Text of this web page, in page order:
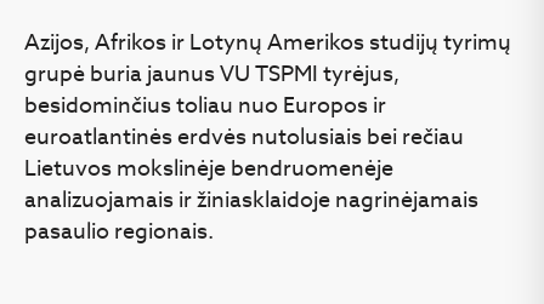
Azijos, Afrikos ir Lotynų Amerikos studijų tyrimų
grupė buria jaunus VU TSPMI tyrėjus,
besidominčius toliau nuo Europos ir
euroatlantinės erdvės nutolusiais bei rečiau
Lietuvos mokslinėje bendruomenėje
analizuojamais ir žiniasklaidoje nagrinėjamais
pasaulio regionais.